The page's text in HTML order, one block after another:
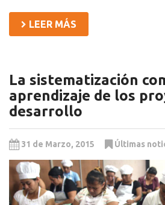
LEER MÁS
La sistematización
aprendizaje de los
desarrollo
31 de Marzo, 2015 Últimas